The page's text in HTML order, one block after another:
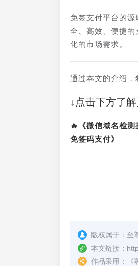
免签支付平台的
全、高效、便捷
化的市场需求。
通过本文的介绍
↓点击下方了
🔥《微信域名检
免签码支付》
版权属于： 至
本文链接：
作品采用：
《